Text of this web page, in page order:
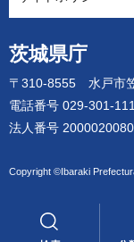
茨城県庁
〒310-8555 水戸市
電話番号 029-301-
法人番号
Copyright ©Ibaraki